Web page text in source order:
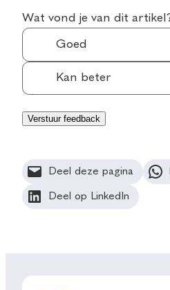
Wat vond je van dit
Goed
Kan beter
Deel deze pagina
Deel op LinkedIn